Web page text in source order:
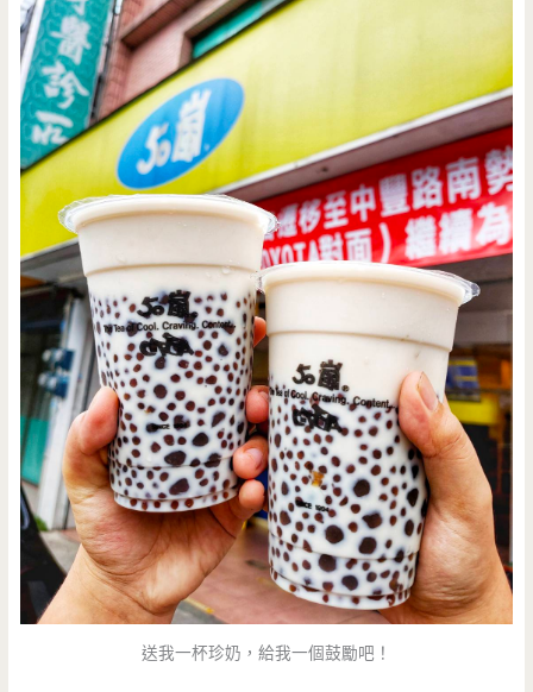
送我一杯珍奶，給我一個鼓勵吧！